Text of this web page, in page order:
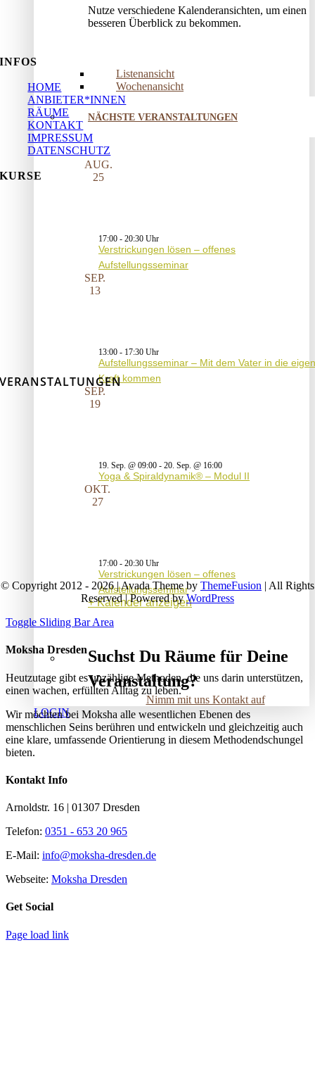
Nutze verschiedene Kalenderansichten, um einen
besseren Überblick zu bekommen.
Listenansicht
Wochenansicht
NÄCHSTE VERANSTALTUNGEN
AUG.
25
17:00 - 20:30
Verstrickungen lösen – offenes
Aufstellungsseminar
SEP.
13
13:00 - 17:30
Aufstellungsseminar – Mit dem Vater in die
Kraft kommen
SEP.
19
19. Sep. @ 09:00 - 20. Sep. @ 16:00
Yoga & Spiraldynamik® – Modul II
OKT.
27
17:00 - 20:30
Verstrickungen lösen – offenes
Aufstellungsseminar
Kalender anzeigen
Suchst Du Räume für Deine
Veranstaltung?
Nimm mit uns Kontakt auf
LOGIN
INFOS
HOME
ANBIETER*INNEN
RÄUME
KONTAKT
IMPRESSUM
DATENSCHUTZ
KURSE
VERANSTALTUNGEN
© Copyright 2012 - 2026 | Avada Theme by ThemeFusion | All Rights
Reserved | Powered byWordPress
Toggle Sliding Bar Area
Moksha Dresden
Heutzutage gibt es unzählige Methoden, die uns darin unterstützen,
einen wachen, erfüllten Alltag zu leben.
Wir möchten bei Moksha alle wesent­lichen Ebenen des
menschlichen Seins berühren und entwickeln und gleichzeitig auch
eine klare, umfassende Orientierung in diesem Methodendschungel
bieten.
Kontakt Info
Arnoldstr. 16 | 01307 Dresden
Telefon: 0351 - 653 20 965
E-Mail: info@moksha-dresden.de
Webseite: Moksha Dresden
Get Social
Page load link